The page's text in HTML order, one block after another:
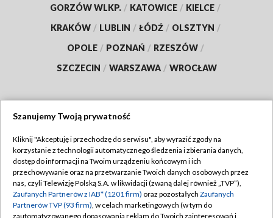
GORZÓW WLKP. / KATOWICE / KIELCE /
KRAKÓW / LUBLIN / ŁÓDŹ / OLSZTYN /
OPOLE / POZNAŃ / RZESZÓW /
SZCZECIN / WARSZAWA / WROCŁAW
TVP
Abonament TVP
Emisja w TVP
Centrum informacji TVP
Regulamin TVP
Polityka prywatności
Moje zgody
Szanujemy Twoją prywatność
Kliknij "Akceptuję i przechodzę do serwisu", aby wyrazić zgody na
korzystanie z technologii automatycznego śledzenia i zbierania danych,
dostęp do informacji na Twoim urządzeniu końcowym i ich
przechowywanie oraz na przetwarzanie Twoich danych osobowych przez
nas, czyli Telewizję Polską S.A. w likwidacji (zwaną dalej również „TVP”),
Zaufanych Partnerów z IAB* (1201 firm) oraz pozostałych Zaufanych
Partnerów TVP (93 firm), w celach marketingowych (w tym do
zautomatyzowanego dopasowania reklam do Twoich zainteresowań i